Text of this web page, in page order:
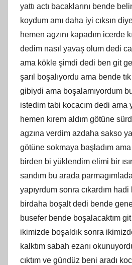
yattı actı bacaklarını bende
koydum amı daha iyi cıksın
hemen agzını kapadım icerde
dedim nasıl yavaş olum dedi
ama kökle şimdi dedi ben git
şarıl boşalıyordu ama bende
gibiydi ama boşalamıyordum
istedim tabi kocacım dedi ama
hemen kırem aldım götüne
agzına verdim azdaha sakso
götüne sokmaya başladım ama
birden bi yüklendim elimi bir
sandım bu arada
yapıyrdum sonra cıkardım
birdaha boşalt dedi bende
busefer bende boşalacaktım
ikimizde boşaldık sonra
kalktım sabah ezanı
cıktım ve gündüz beni aradı